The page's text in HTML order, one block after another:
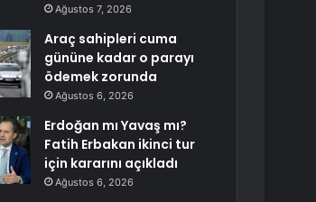
Ağustos 7, 2026
Araç sahipleri cuma
gününe kadar o parayı
ödemek zorunda
Ağustos 6, 2026
Erdoğan mı Yavaş mı?
Fatih Erbakan ikinci tur
için kararını açıkladı
Ağustos 6, 2026